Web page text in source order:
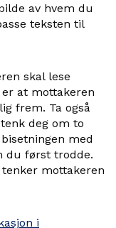
av hvem du
teksten til
skal lese
at mottakeren
frem. Ta også
deg om to
med
du først trodde.
mottakeren
i